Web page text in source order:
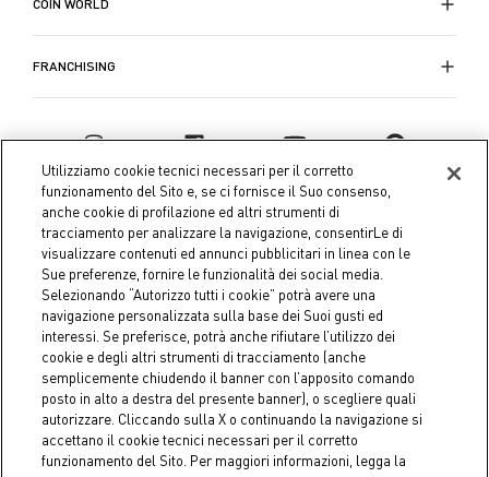
COIN WORLD
FRANCHISING
Coin S.p.A. Tax code / VAT number 04391480276, share capital
€ 10.000.000,00 fully paid up
Company data Cookie Policy Privacy Policy
Legal
Notice
Utilizziamo cookie tecnici necessari per il corretto
funzionamento del Sito e, se ci fornisce il Suo consenso,
anche cookie di profilazione ed altri strumenti di
tracciamento per analizzare la navigazione, consentirLe di
visualizzare contenuti ed annunci pubblicitari in linea con le
Sue preferenze, fornire le funzionalità dei social media.
Selezionando “Autorizzo tutti i cookie” potrà avere una
navigazione personalizzata sulla base dei Suoi gusti ed
interessi. Se preferisce, potrà anche rifiutare l’utilizzo dei
cookie e degli altri strumenti di tracciamento (anche
semplicemente chiudendo il banner con l’apposito comando
posto in alto a destra del presente banner), o scegliere quali
autorizzare. Cliccando sulla X o continuando la navigazione si
accettano il cookie tecnici necessari per il corretto
funzionamento del Sito. Per maggiori informazioni, legga la